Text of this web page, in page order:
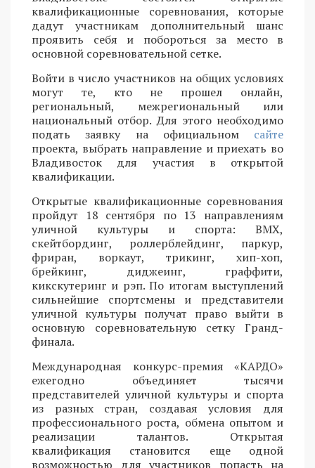
квалификационные соревнования, которые
дадут участникам дополнительный шанс
проявить себя и побороться за место в
основной соревновательной сетке.
Войти в число участников на общих условиях
могут те, кто не прошел онлайн,
региональный, межрегиональный или
национальный отбор. Для этого необходимо
подать заявку на официальном сайте
проекта, выбрать направление и приехать во
Владивосток для участия в открытой
квалификации.
Открытые квалификационные соревнования
пройдут 18 сентября по 13 направлениям
уличной культуры и спорта: BMX,
скейтбординг, роллерблейдинг, паркур,
фриран, воркаут, трикинг, хип-хоп,
брейкинг, диджеинг, граффити,
кикскутеринг и рэп. По итогам выступлений
сильнейшие спортсмены и представители
уличной культуры получат право выйти в
основную соревновательную сетку Гранд-
финала.
Международная конкурс-премия «КАРДО»
ежегодно объединяет тысячи
представителей уличной культуры и спорта
из разных стран, создавая условия для
профессионального роста, обмена опытом и
реализации талантов. Открытая
квалификация становится еще одной
возможностью для участников попасть на